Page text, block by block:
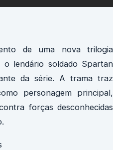
de uma nova trilogia
lendário soldado Spartan
da série. A trama traz
personagem principal,
forças desconhecidas